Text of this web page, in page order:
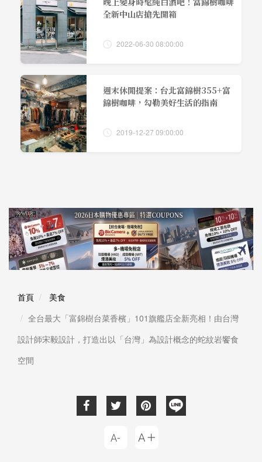
全新中山店搶先開箱
2022-06-30 08:00:00
週末休閒提案：台北富錦樹355+富
錦樹咖啡，勾勒美好生活的指南
2019-12-27 09:00:00
首頁
美食
全台最大「富錦樹台菜香檳」101旗艦店全新亮相！由台灣
設計師宋毅設計，打造出以「台灣」為設計概念的蛇紋岩饗食
空間